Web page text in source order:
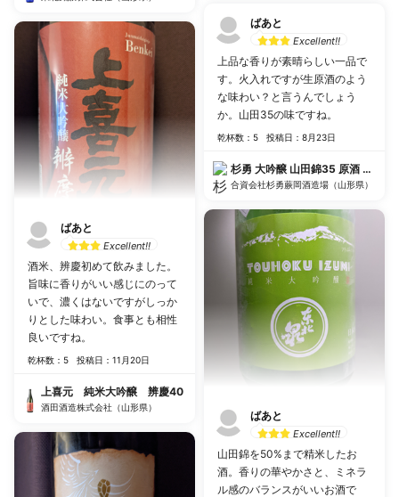
ばあと
Excellent!!
酒米、辨慶初めて飲みました。
旨味に香りがいい感じにのって
いで、濃くはないですがしっか
りとした味わい。食事とも相性
良いですね。
乾杯数：5 投稿日：11月20日
上喜元 純米大吟醸 辨慶40
酒田酒造株式会社（山形県）
ばあと
Excellent!!
上品な香りが素晴らしい一品で
す。火入れですが生原酒のよう
な味わい？と言うんでしょう
か。山田35の味ですね。
乾杯数：5 投稿日：8月23日
杉勇 大吟醸
合資会社杉勇蕨岡酒造場（山形県）
ばあと
Excellent!!
山田錦を50%まで精米したお
酒。香りの華やかさと、ミネラ
ル感のバランスがいいお酒で